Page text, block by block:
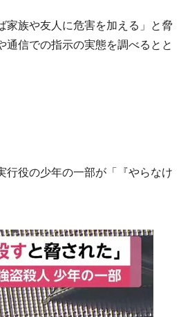
家族や友人に危害を加える」と脅
信での指示の実態を調べるとと
行役の少年の一部が「『やらなけ